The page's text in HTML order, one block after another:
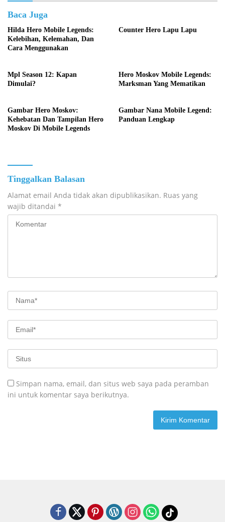
Baca Juga
Hilda Hero Mobile Legends:
Kelebihan, Kelemahan, Dan
Cara Menggunakan
Counter Hero Lapu Lapu
Mpl Season 12: Kapan
Dimulai?
Hero Moskov Mobile Legends:
Marksman Yang Mematikan
Gambar Hero Moskov:
Kehebatan Dan Tampilan Hero
Moskov Di Mobile Legends
Gambar Nana Mobile Legend:
Panduan Lengkap
Tinggalkan Balasan
Alamat email Anda tidak akan dipublikasikan. Ruas yang
wajib ditandai *
Simpan nama, email, dan situs web saya pada peramban
ini untuk komentar saya berikutnya.